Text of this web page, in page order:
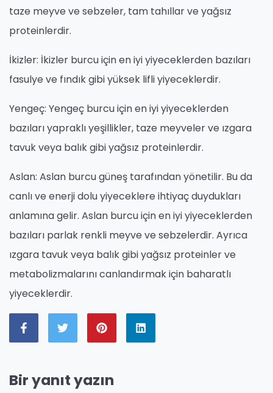
taze meyve ve sebzeler, tam tahıllar ve yağsız
proteinlerdir.
İkizler: İkizler burcu için en iyi yiyeceklerden bazıları
fasulye ve fındık gibi yüksek lifli yiyeceklerdir.
Yengeç: Yengeç burcu için en iyi yiyeceklerden
bazıları yapraklı yeşillikler, taze meyveler ve ızgara
tavuk veya balık gibi yağsız proteinlerdir.
Aslan: Aslan burcu güneş tarafından yönetilir. Bu da
canlı ve enerji dolu yiyeceklere ihtiyaç duydukları
anlamına gelir. Aslan burcu için en iyi yiyeceklerden
bazıları parlak renkli meyve ve sebzelerdir. Ayrıca
ızgara tavuk veya balık gibi yağsız proteinler ve
metabolizmalarını canlandırmak için baharatlı
yiyeceklerdir.
Bir yanıt yazın